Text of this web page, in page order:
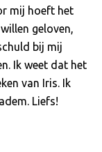
mij hoeft het
geloven,
bij mij
Ik weet dat het
van Iris. Ik
Liefs!